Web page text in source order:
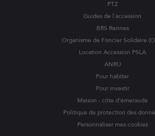
PTZ
Guides de l'accession
BRS Rennes
Organisme de Foncier Solidaire
Location Accession PSLA
ANRU
Pour habiter
Pour investir
Maison - côte d'émeraude
Politique de protection des
Personnaliser mes cookies